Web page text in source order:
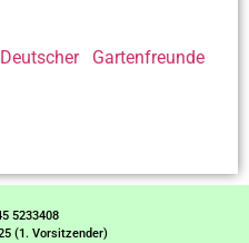
Gartenfreunde
5233408
(1. Vorsitzender)